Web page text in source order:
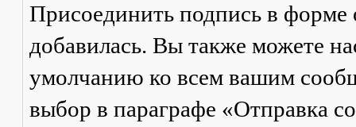
Присоединить подпись в форме
добавилась. Вы также можете
умолчанию ко всем вашим
выбор в параграфе «Отправка